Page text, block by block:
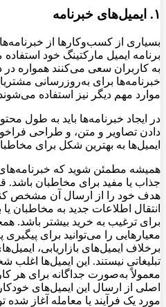
۱. ایمیل‌های خبرنامه
بسیاری از کسب‌وکارها از
برنامه ایمیل مارکتینگ خود
به کاربران سعی می‌کنند همواره در
خبرنامه‌ها برای به‌روزرسانی
موارد مهم دیگر نیز استفاده
در ایجاد خبرنامه‌ها باید به طول
دادن تصاویر و متن، و طراحی
ایمیل‌ها به بهترین شکل برای
همیشه مطمئن شوید که
جذاب یا مفید برای مخاطبان باشد.
هدف خود را از ارسال آن مشخص
انتقال اطلاعات جدید به مخاطبان یا
برای ترغیب به خرید بیشتر باشد.
معیارهایی را می‌توانید برای
تبلیغاتی نیستند. این ایمیل‌ها
معمولاً به‌صورت جداگانه برای هر
اصلی از ارسال این ایمیل‌های
مورد یک فرآیند یا معامله آغاز